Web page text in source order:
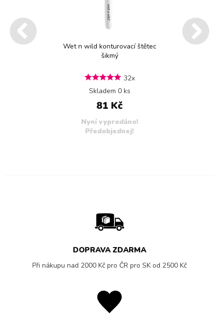
Wet n wild konturovací štětec
šikmý
32x
Skladem 0 ks
81 Kč
Nyní vyprodáno!
Předobjednej!
DOPRAVA ZDARMA
Při nákupu nad 2000 Kč pro ČR pro SK od 2500 Kč